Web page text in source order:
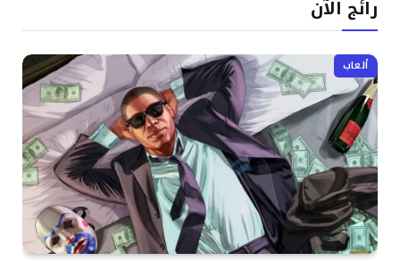
رائج الآن
ألعاب